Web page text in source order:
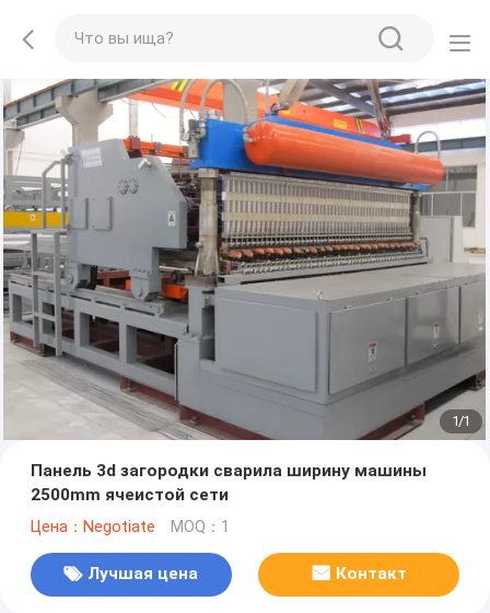
1/1
Панель 3d загородки сварила ширину машины
2500mm ячеистой сети
Цена：Negotiate MOQ：1
Лучшая цена Контакт